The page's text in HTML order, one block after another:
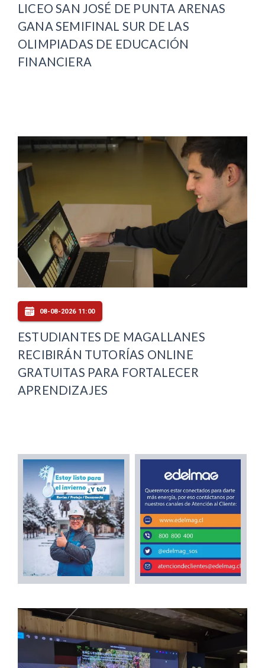
LICEO SAN JOSÉ DE PUNTA ARENAS
GANA SEMIFINAL SUR DE LAS
OLIMPIADAS DE EDUCACIÓN
FINANCIERA
08-08-2026 11:00
ESTUDIANTES DE MAGALLANES
RECIBIRÁN TUTORÍAS ONLINE
GRATUITAS PARA FORTALECER
APRENDIZAJES